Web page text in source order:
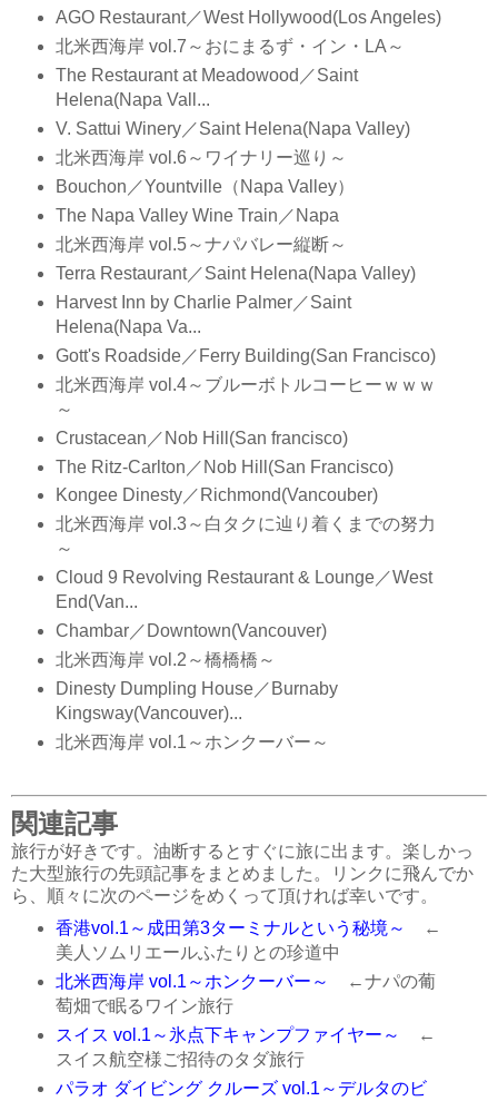
AGO Restaurant／West Hollywood(Los Angeles)
北米西海岸 vol.7～おにまるず・イン・LA～
The Restaurant at Meadowood／Saint
Helena(Napa Vall...
V. Sattui Winery／Saint Helena(Napa Valley)
北米西海岸 vol.6～ワイナリー巡り～
Bouchon／Yountville（Napa Valley）
The Napa Valley Wine Train／Napa
北米西海岸 vol.5～ナパバレー縦断～
Terra Restaurant／Saint Helena(Napa Valley)
Harvest Inn by Charlie Palmer／Saint
Helena(Napa Va...
Gott's Roadside／Ferry Building(San Francisco)
北米西海岸 vol.4～ブルーボトルコーヒーｗｗｗ
～
Crustacean／Nob Hill(San francisco)
The Ritz-Carlton／Nob Hill(San Francisco)
Kongee Dinesty／Richmond(Vancouber)
北米西海岸 vol.3～白タクに辿り着くまでの努力
～
Cloud 9 Revolving Restaurant & Lounge／West
End(Van...
Chambar／Downtown(Vancouver)
北米西海岸 vol.2～橋橋橋～
Dinesty Dumpling House／Burnaby
Kingsway(Vancouver)...
北米西海岸 vol.1～ホンクーバー～
関連記事
旅行が好きです。油断するとすぐに旅に出ます。楽しかっ
た大型旅行の先頭記事をまとめました。リンクに飛んでか
ら、順々に次のページをめくって頂ければ幸いです。
香港vol.1～成田第3ターミナルという秘境～
←
美人ソムリエールふたりとの珍道中
北米西海岸 vol.1～ホンクーバー～
←ナパの葡
萄畑で眠るワイン旅行
スイス vol.1～氷点下キャンプファイヤー～
←
スイス航空様ご招待のタダ旅行
パラオ ダイビング クルーズ vol.1～デルタのビ